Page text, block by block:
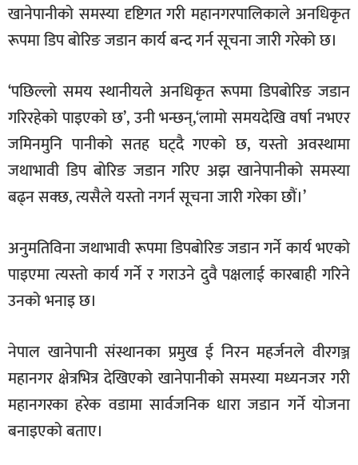
खानेपानीको समस्या दृष्टिगत गरी महानगरपालिकाले अनधिकृत
रूपमा डिप बोरिङ जडान कार्य बन्द गर्न सूचना जारी गरेको छ।
‘पछिल्लो समय स्थानीयले अनधिकृत रूपमा डिपबोरिङ जडान
गरिरहेको पाइएको छ’, उनी भन्छन्,‘लामो समयदेखि वर्षा नभएर
जमिनमुनि पानीको सतह घट्दै गएको छ, यस्तो अवस्थामा
जथाभावी डिप बोरिङ जडान गरिए अझ खानेपानीको समस्या
बढ्न सक्छ, त्यसैले यस्तो नगर्न सूचना जारी गरेका छौं।’
अनुमतिविना जथाभावी रूपमा डिपबोरिङ जडान गर्ने कार्य भएको
पाइएमा त्यस्तो कार्य गर्ने र गराउने दुवै पक्षलाई कारबाही गरिने
उनको भनाइ छ।
नेपाल खानेपानी संस्थानका प्रमुख ई निरन महर्जनले वीरगञ्ज
महानगर क्षेत्रभित्र देखिएको खानेपानीको समस्या मध्यनजर गरी
महानगरका हरेक वडामा सार्वजनिक धारा जडान गर्ने योजना
बनाइएको बताए।